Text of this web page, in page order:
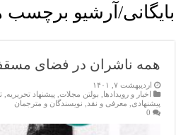
بایگانی/آرشیو برچسب
همه ناشران در فضای
اردیبهشت ۷, ۱۴۰۱
اخبار و رویدادها
بولتن مجلات پیشنهاد تحریریه ,
پیشنهادی
معرفی و نقد
نویسندگان و مترجمان
0